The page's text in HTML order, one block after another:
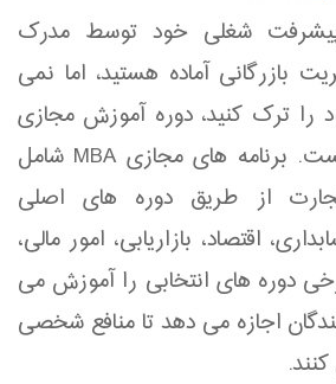
شغلی خود توسط مدرک
بازرگانی آماده هستید، اما نمی
را ترک کنید، دوره آموزش مجازی
MBA گزینه ایده آلیست. برنامه های مجازی MBA شامل
از طریق دوره های اصلی
اقتصاد، بازاریابی، امور مالی،
دوره های انتخابی را آموزش می
اجازه می دهد تا منافع شخصی